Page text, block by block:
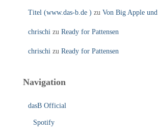
Titel (www.das-b.de ) zu Von Big Apple und
chrischi zu Ready for Pattensen
chrischi zu Ready for Pattensen
Navigation
dasB Official
Spotify